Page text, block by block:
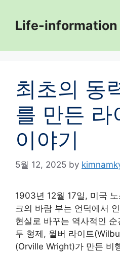
contentLife-information
최초의 동
를 만든 라
이야기
5월 12, 2025 by
1903년 12월 17일, 미국
크의 바람 부는 언덕에서
현실로 바꾸는 역사적인
두 형제, 윌버 라이트
(Orville Wright)가 만든 비